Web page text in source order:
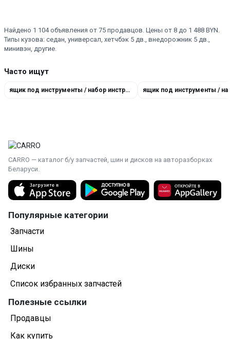
Найдено 1 104 объявления от 75 продавцов. Цены от 8 до 1 488 BYN.
Типы кузова: седан, универсал, хетчбэк 5 дв., внедорожник 5 дв.,
минивэн, другие.
Часто ищут
ящик под инструменты / набор инструментов 0912060200
CARRO — каталог б/у запчастей, шин и дисков на авторазборках
Беларуси.
Популярные категории
Запчасти
Шины
Диски
Список избранных запчастей
Полезные ссылки
Продавцы
Как купить